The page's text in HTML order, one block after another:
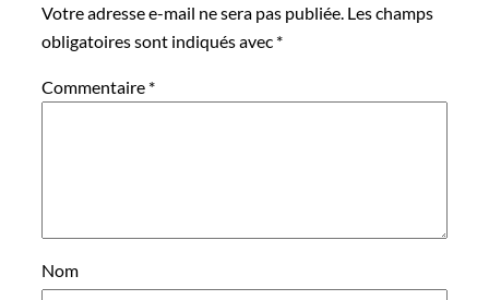
Votre adresse e-mail ne sera pas publiée. Les champs
obligatoires sont indiqués avec *
Commentaire *
Nom